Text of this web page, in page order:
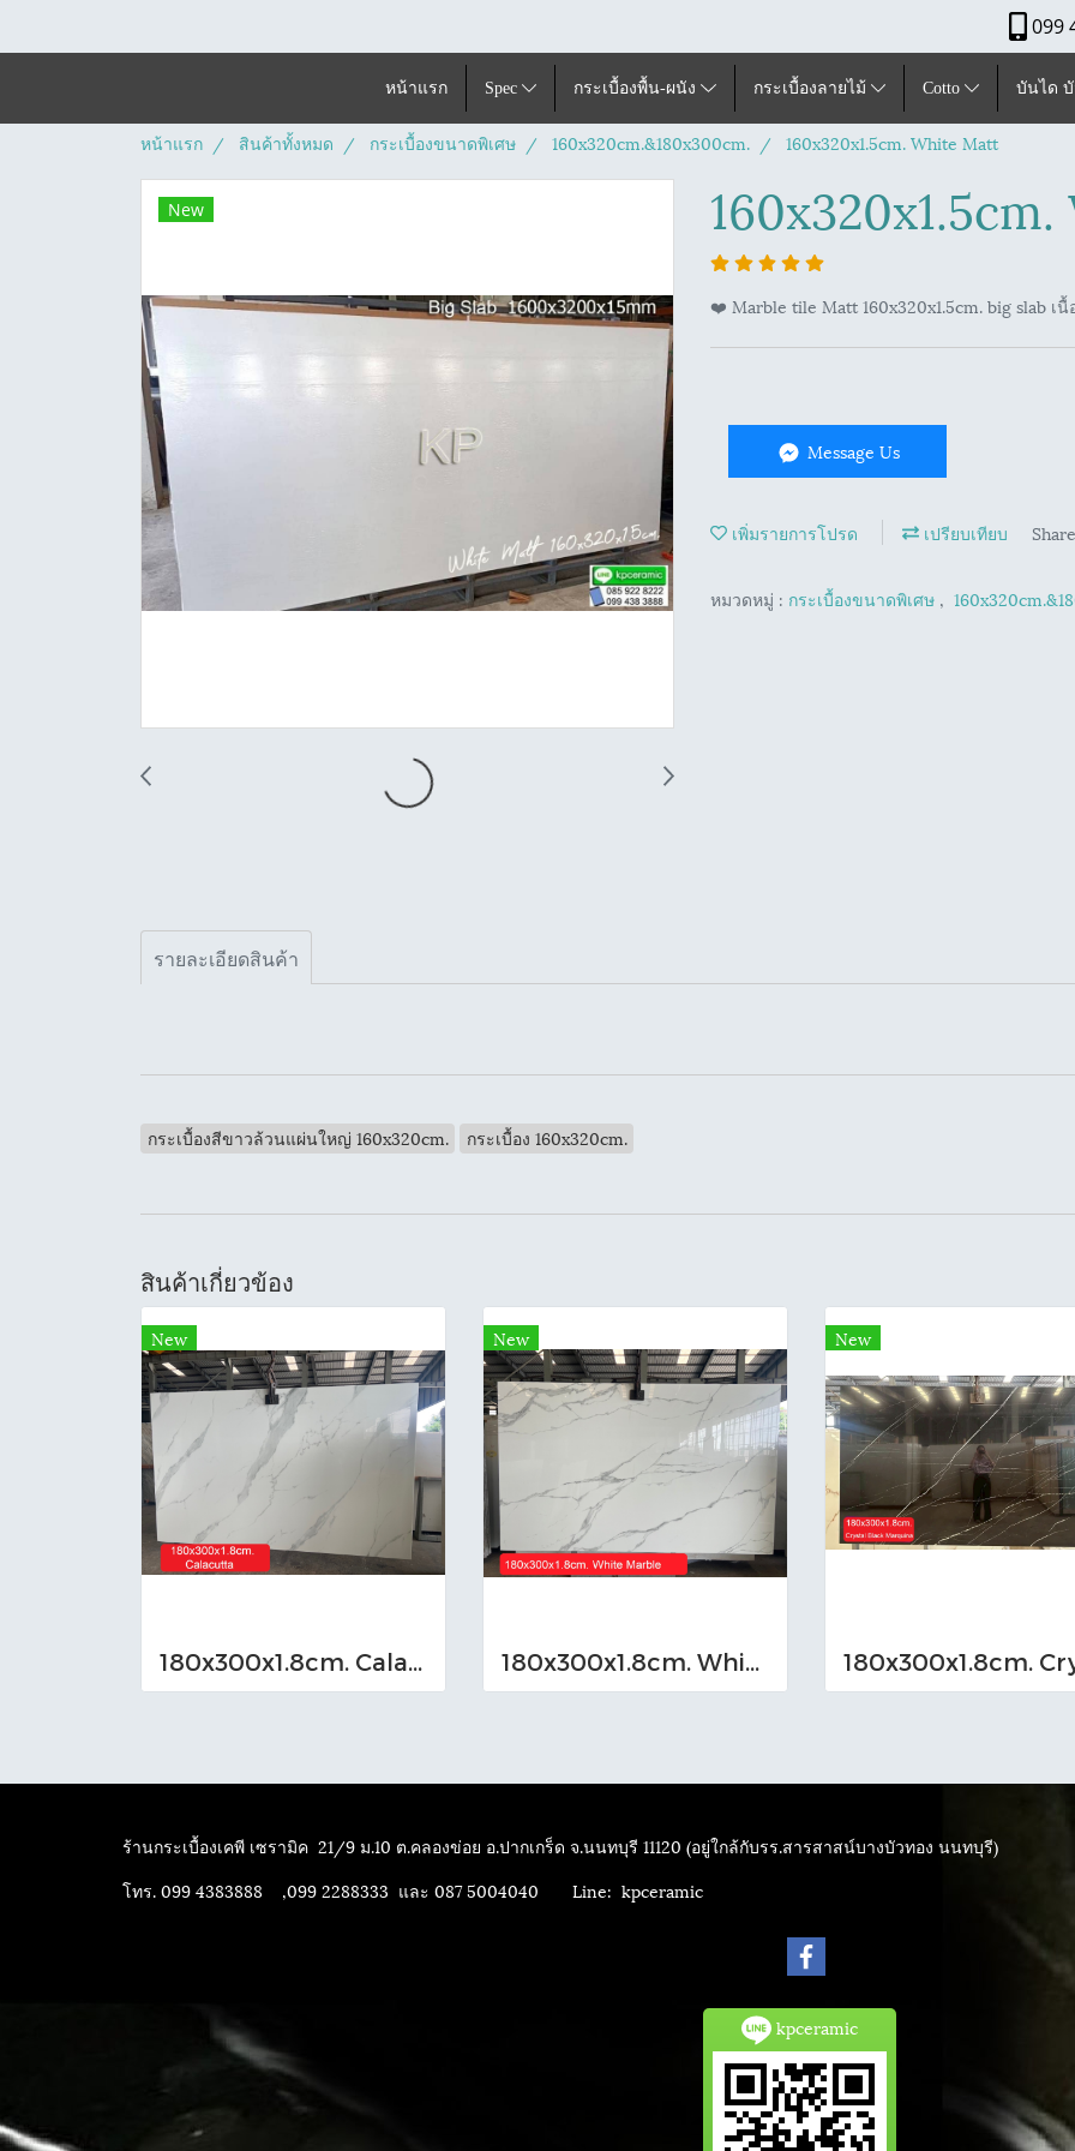
099
หน้าแรก Spec กระเบื้องพื้น-ผนัง กระเบื้องลายไม้ Cotto บันได
หน้าแรก สินค้าทั้งหมด กระเบื้องขนาดพิเศษ 160x320cm.&180x300cm. 160x320x1.5cm. White Matt
New
❤️ Marble tile Matt 160x320x1.5cm. big slab เ
Message Us
เพิ่มรายการโปรด เปรียบเทียบ Share
หมวดหมู่ : กระเบื้องขนาดพิเศษ ,
รายละเอียดสินค้า
กระเบื้องสีขาวล้วนแผ่นใหญ่ 160x320cm. กระเบื้อง 160x320cm.
สินค้าเกี่ยวข้อง
New
180x300x1.8cm. Calacutta
New
180x300x1.8cm. White Marble
New
ร้านกระเบื้องเคพี เซรามิค 21/9 ม.10 ต.คลองข่อย อ.ปากเกร็ด จ.นนทบุรี 11120 (อยู่ใกล้กับรร.สารสาสน์บางบัวทอง นนทบุรี)
โทร. 099 4383888 ,099 2288333 และ 087 5004040 Line: kpceramic
kpceramic